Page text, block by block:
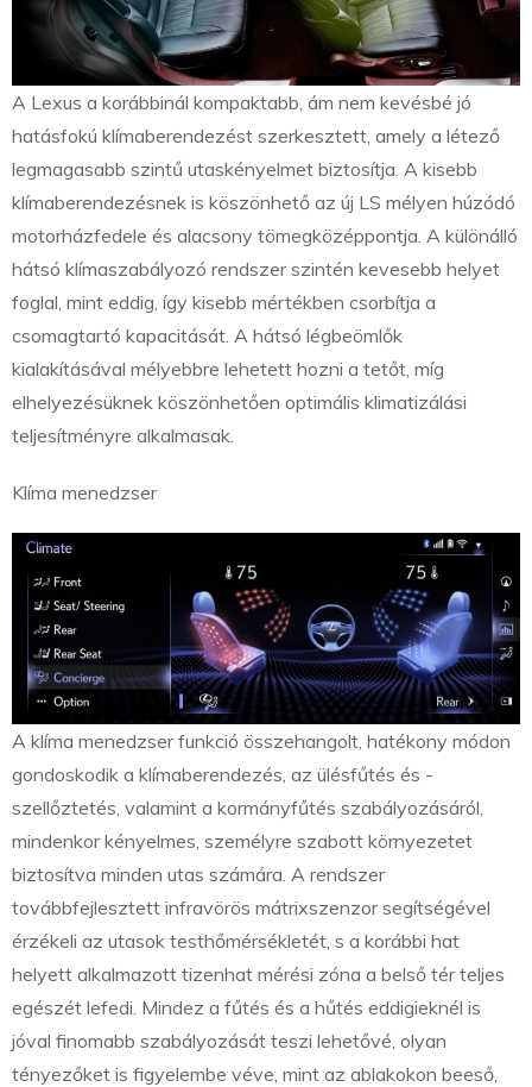
A Lexus a korábbinál kompaktabb, ám nem kevésbé jó
hatásfokú klímaberendezést szerkesztett, amely a létező
legmagasabb szintű utaskényelmet biztosítja. A kisebb
klímaberendezésnek is köszönhető az új LS mélyen húzódó
motorházfedele és alacsony tömegközéppontja. A különálló
hátsó klímaszabályozó rendszer szintén kevesebb helyet
foglal, mint eddig, így kisebb mértékben csorbítja a
csomagtartó kapacitását. A hátsó légbeömlők
kialakításával mélyebbre lehetett hozni a tetőt, míg
elhelyezésüknek köszönhetően optimális klimatizálási
teljesítményre alkalmasak.
Klíma menedzser
A klíma menedzser funkció összehangolt, hatékony módon
gondoskodik a klímaberendezés, az ülésfűtés és -
szellőztetés, valamint a kormányfűtés szabályozásáról,
mindenkor kényelmes, személyre szabott környezetet
biztosítva minden utas számára. A rendszer
továbbfejlesztett infravörös mátrixszenzor segítségével
érzékeli az utasok testhőmérsékletét, s a korábbi hat
helyett alkalmazott tizenhat mérési zóna a belső tér teljes
egészét lefedi. Mindez a fűtés és a hűtés eddigieknél is
jóval finomabb szabályozását teszi lehetővé, olyan
tényezőket is figyelembe véve, mint az ablakokon beeső,